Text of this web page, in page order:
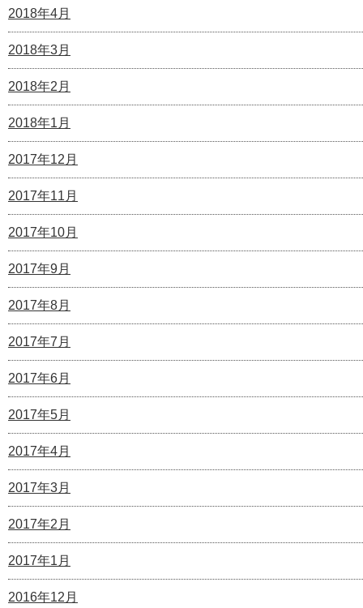
2018年4月
2018年3月
2018年2月
2018年1月
2017年12月
2017年11月
2017年10月
2017年9月
2017年8月
2017年7月
2017年6月
2017年5月
2017年4月
2017年3月
2017年2月
2017年1月
2016年12月